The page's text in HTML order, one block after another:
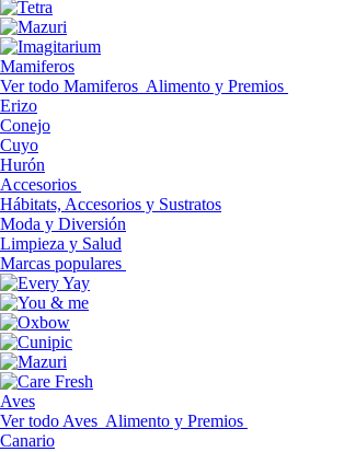
Mamiferos
Ver todo Mamiferos Alimento y Premios
Erizo
Conejo
Cuyo
Hurón
Accesorios
Hábitats, Accesorios y Sustratos
Moda y Diversión
Limpieza y Salud
Marcas populares
Aves
Ver todo Aves Alimento y Premios
Canario